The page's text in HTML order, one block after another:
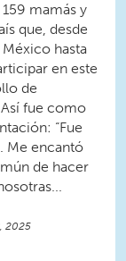
mamás y
que, desde
hasta
en este
de
fue como
“Fue
Me encantó
de hacer
2025